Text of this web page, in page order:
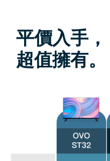
平價入手，
超值擁有。